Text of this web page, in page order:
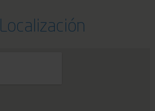
Localización